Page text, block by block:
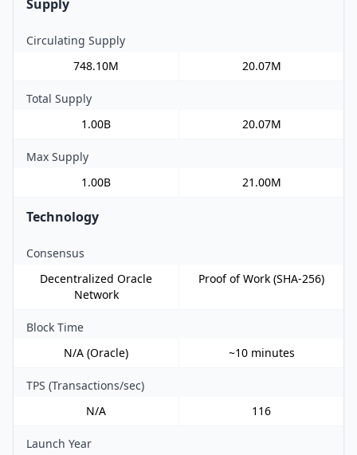
Supply
Circulating Supply
748.10M
20.07M
Total Supply
1.00B
20.07M
Max Supply
1.00B
21.00M
Technology
Consensus
Decentralized Oracle
Network
Proof of Work (SHA-256)
Block Time
N/A (Oracle)
~10 minutes
TPS (Transactions/sec)
N/A
116
Launch Year